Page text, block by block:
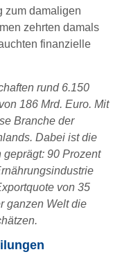
zum damaligen
zehrten damals
finanzielle
rund 6.150
186 Mrd. Euro. Mit
Branche der
Dabei ist die
90 Prozent
von 35
ganzen Welt die